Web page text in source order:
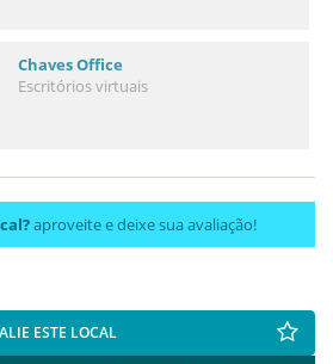
Chaves Office
Escritórios virtuais
aproveite e deixe sua avaliação!
ESTE LOCAL